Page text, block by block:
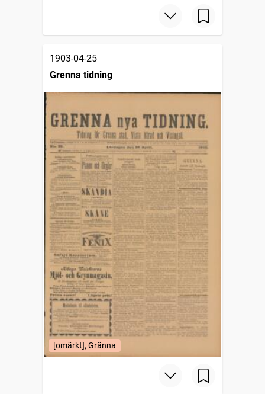
1903-04-25
Grenna tidning
[omärkt], Gränna